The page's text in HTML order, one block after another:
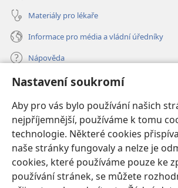
Nastavení soukromí
Aby pro vás bylo používání našich
nejpříjemnější, používáme k tomu
technologie. Některé cookies
naše stránky fungovaly a nelze je
cookies, které používáme pouze ke
používání stránek, se můžete
Materiály pro lékaře
Informace pro média a vládní úředníky
Nápověda
Dary
nové
okno) ONLINE KNIHOVNA Strážné věže
(otevřeno
nové
okno)JW Hub®
(otevřeno
nové
okno)JW Library ®